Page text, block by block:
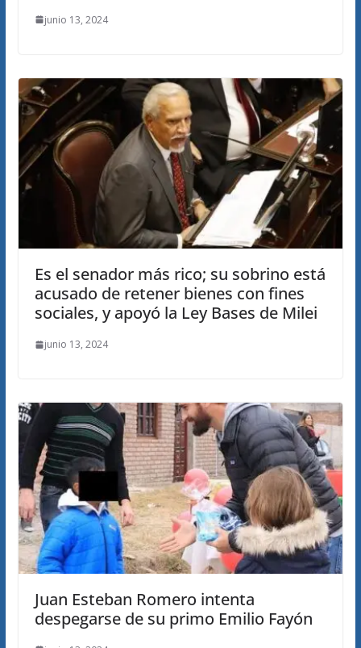
junio 13, 2024
Es el senador más rico; su sobrino está
acusado de retener bienes con fines
sociales, y apoyó la Ley Bases de Milei
junio 13, 2024
Juan Esteban Romero intenta
despegarse de su primo Emilio Fayón